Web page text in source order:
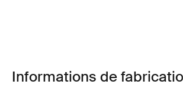
Informations de